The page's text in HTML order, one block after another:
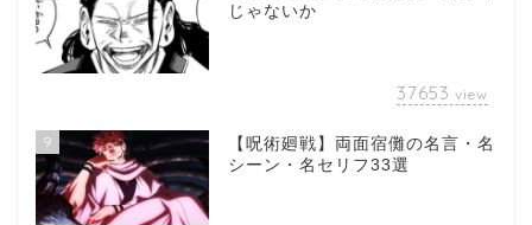
じゃないか
37653 view
9
【呪術廻戦】両面宿儺の名言・名
シーン・名セリフ33選